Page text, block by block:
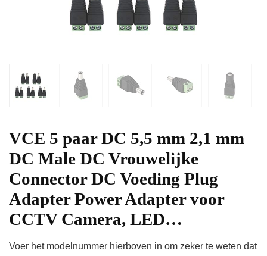
VCE 5 paar DC 5,5 mm 2,1 mm
DC Male DC Vrouwelijke
Connector DC Voeding Plug
Adapter Power Adapter voor
CCTV Camera, LED…
Voer het modelnummer hierboven in om zeker te weten dat